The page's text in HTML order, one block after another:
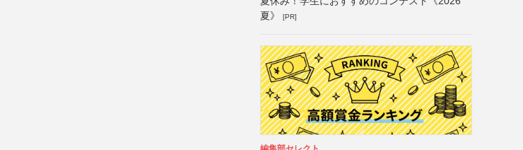
夏》
[PR]